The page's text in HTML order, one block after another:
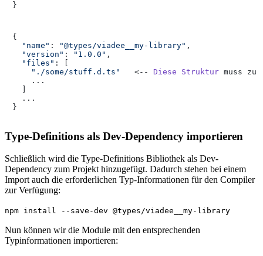
}
{
"name" : "@types/viadee__my-library" ,
"version" : "1.0.0" ,
"files" : [
"./some/stuff.d.ts"
   <--
Diese Struktur muss zu
    ...
  ...
}
Type-Definitions als Dev-Dependency importieren
Schließlich wird die Type-Definitions Bibliothek als Dev-
Dependency zum Projekt hinzugefügt. Dadurch stehen bei einem
Import auch die erforderlichen Typ-Informationen für den Compiler
zur Verfügung:
npm install --save-dev @types/viadee__my-library
Nun können wir die Module mit den entsprechenden
Typinformationen importieren: